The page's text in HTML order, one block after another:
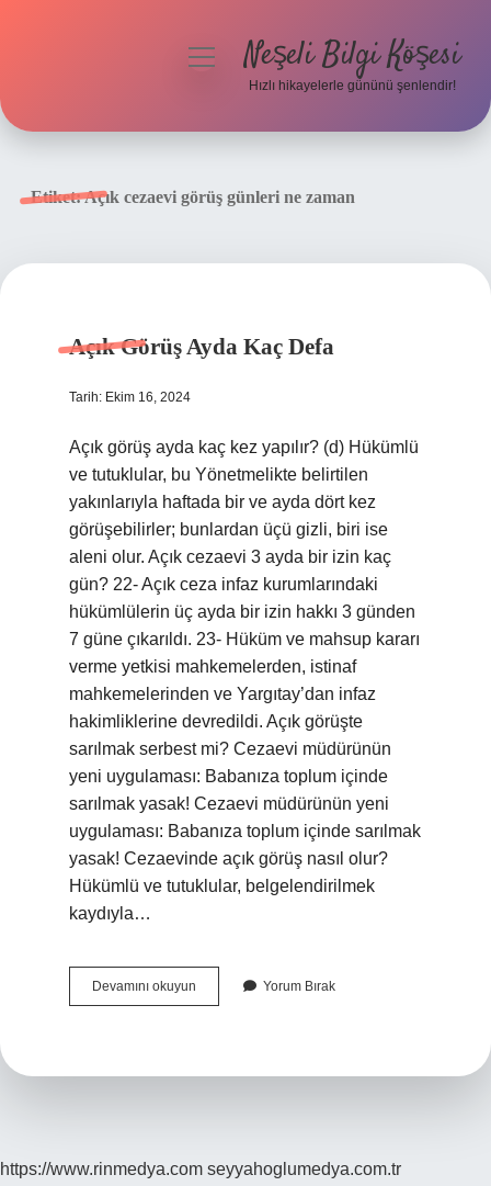
menüyüNeşeli Bilgi Köşesi
Hızlı hikayelerle gününü şenlendir!
Etiket:Açık cezaevi görüş günleri ne zaman
Açık Görüş Ayda Kaç Defa
Tarih: Ekim 16, 2024
Açık görüş ayda kaç kez yapılır? (d) Hükümlü
ve tutuklular, bu Yönetmelikte belirtilen
yakınlarıyla haftada bir ve ayda dört kez
görüşebilirler; bunlardan üçü gizli, biri ise
aleni olur. Açık cezaevi 3 ayda bir izin kaç
gün? 22- Açık ceza infaz kurumlarındaki
hükümlülerin üç ayda bir izin hakkı 3 günden
7 güne çıkarıldı. 23- Hüküm ve mahsup kararı
verme yetkisi mahkemelerden, istinaf
mahkemelerinden ve Yargıtay’dan infaz
hakimliklerine devredildi. Açık görüşte
sarılmak serbest mi? Cezaevi müdürünün
yeni uygulaması: Babanıza toplum içinde
sarılmak yasak! Cezaevi müdürünün yeni
uygulaması: Babanıza toplum içinde sarılmak
yasak! Cezaevinde açık görüş nasıl olur?
Hükümlü ve tutuklular, belgelendirilmek
kaydıyla…
Devamını okuyun
Görüş
Yorum Bırak
https://www.rinmedya.com seyyahoglumedya.com.tr